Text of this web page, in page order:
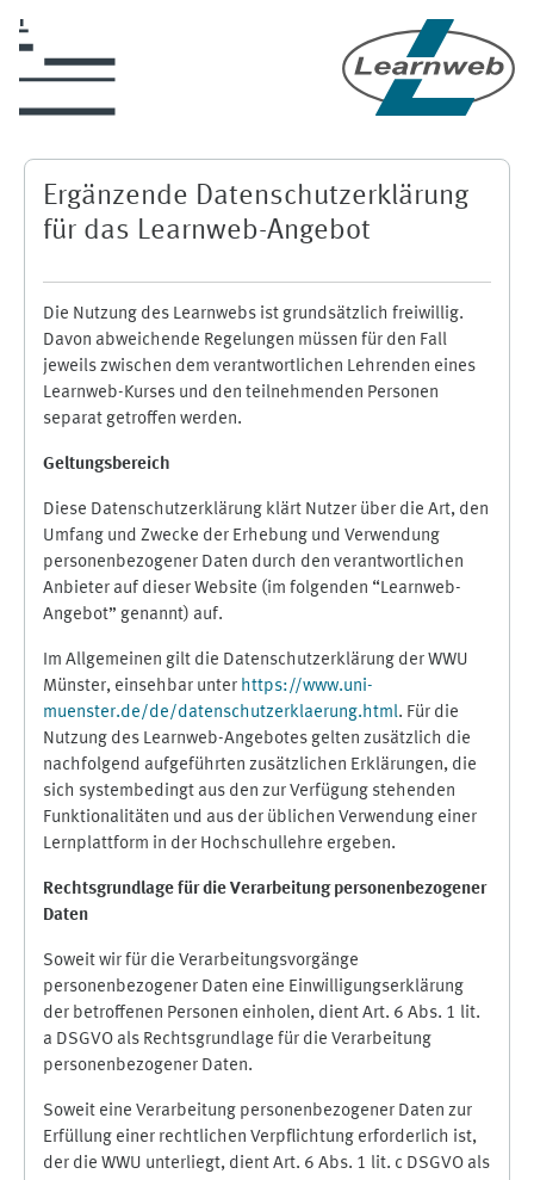
Ergänzende Datenschutzerklärung
für das Learnweb-Angebot
Die Nutzung des Learnwebs ist grundsätzlich freiwillig.
Davon abweichende Regelungen müssen für den Fall
jeweils zwischen dem verantwortlichen Lehrenden eines
Learnweb-Kurses und den teilnehmenden Personen
separat getroffen werden.
Geltungsbereich
Diese Datenschutzerklärung klärt Nutzer über die Art, den
Umfang und Zwecke der Erhebung und Verwendung
personenbezogener Daten durch den verantwortlichen
Anbieter auf dieser Website (im folgenden “Learnweb-
Angebot” genannt) auf.
Im Allgemeinen gilt die Datenschutzerklärung der WWU
Münster, einsehbar unter https://www.uni-
muenster.de/de/datenschutzerklaerung.html. Für die
Nutzung des Learnweb-Angebotes gelten zusätzlich die
nachfolgend aufgeführten zusätzlichen Erklärungen, die
sich systembedingt aus den zur Verfügung stehenden
Funktionalitäten und aus der üblichen Verwendung einer
Lernplattform in der Hochschullehre ergeben.
Rechtsgrundlage für die Verarbeitung personenbezogener
Daten
Soweit wir für die Verarbeitungsvorgänge
personenbezogener Daten eine Einwilligungserklärung
der betroffenen Personen einholen, dient Art. 6 Abs. 1 lit.
a DSGVO als Rechtsgrundlage für die Verarbeitung
personenbezogener Daten.
Soweit eine Verarbeitung personenbezogener Daten zur
Erfüllung einer rechtlichen Verpflichtung erforderlich ist,
der die WWU unterliegt, dient Art. 6 Abs. 1 lit. c DSGVO als